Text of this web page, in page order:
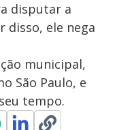
disputar a
disso, ele nega
municipal,
São Paulo, e
tempo.